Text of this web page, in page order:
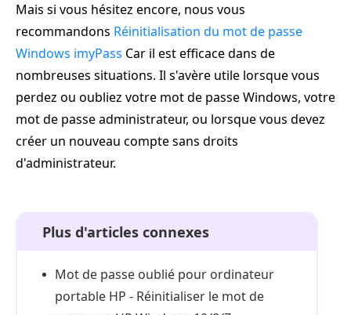
Mais si vous hésitez encore, nous vous
recommandons Réinitialisation du mot de passe
Windows imyPass Car il est efficace dans de
nombreuses situations. Il s'avère utile lorsque vous
perdez ou oubliez votre mot de passe Windows, votre
mot de passe administrateur, ou lorsque vous devez
créer un nouveau compte sans droits
d'administrateur.
Plus d'articles connexes
Mot de passe oublié pour ordinateur
portable HP - Réinitialiser le mot de